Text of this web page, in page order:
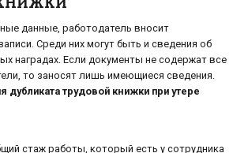
данные, работодатель вносит
Среди них могут быть и сведения об
наградах. Если документы не содержат все
то заносят лишь имеющиеся сведения.
дубликата трудовой книжки при утере
стаж работы, который есть у сотрудника